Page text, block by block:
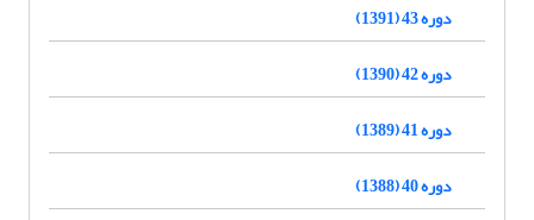
دوره 43 (1391)
دوره 42 (1390)
دوره 41 (1389)
دوره 40 (1388)